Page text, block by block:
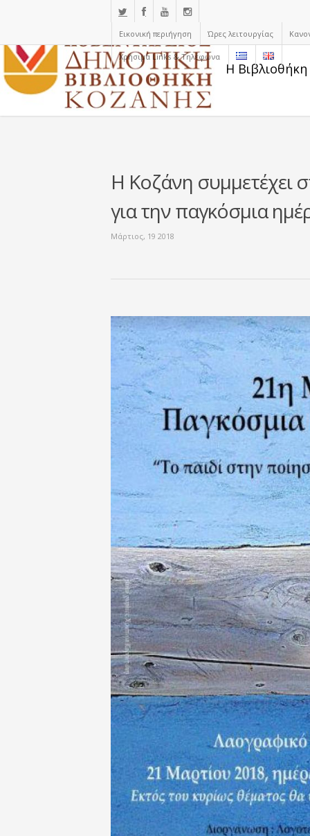
Εικονική περιήγηση Ώρες λειτουργίας
Χρήσιμα Links & Τηλέφωνα
Η
Η Κοζάνη συμμετέχει
για την παγκόσμια
Μάρτιος, 19 2018